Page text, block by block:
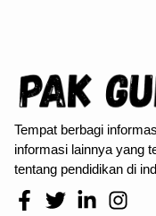
Tempat berbagi
informasi lainnya yang
tentang pendidikan di